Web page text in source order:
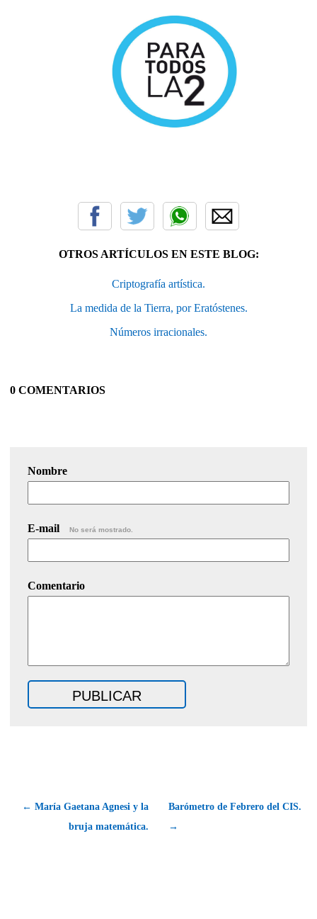
OTROS ARTÍCULOS EN ESTE BLOG:
Criptografía artística.
La medida de la Tierra, por Eratóstenes.
Números irracionales.
0 COMENTARIOS
Nombre
E-mail No será mostrado.
Comentario
← María Gaetana Agnesi y la
bruja matemática.
Barómetro de Febrero del CIS.
→